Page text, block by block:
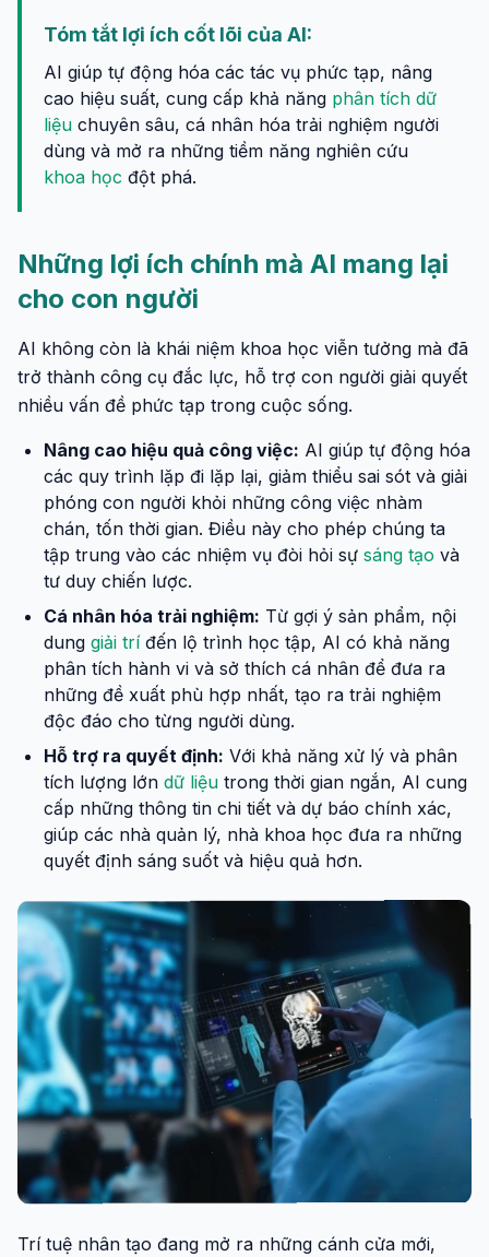
Tóm tắt lợi ích cốt lõi của AI:
AI giúp tự động hóa các tác vụ phức tạp, nâng
cao hiệu suất, cung cấp khả năng phân tích dữ
liệu chuyên sâu, cá nhân hóa trải nghiệm người
dùng và mở ra những tiềm năng nghiên cứu
khoa học đột phá.
Những lợi ích chính mà AI mang lại
cho con người
AI không còn là khái niệm khoa học viễn tưởng mà đã
trở thành công cụ đắc lực, hỗ trợ con người giải quyết
nhiều vấn đề phức tạp trong cuộc sống.
Nâng cao hiệu quả công việc: AI giúp tự động hóa
các quy trình lặp đi lặp lại, giảm thiểu sai sót và giải
phóng con người khỏi những công việc nhàm
chán, tốn thời gian. Điều này cho phép chúng ta
tập trung vào các nhiệm vụ đòi hỏi sự sáng tạo và
tư duy chiến lược.
Cá nhân hóa trải nghiệm: Từ gợi ý sản phẩm, nội
dung giải tríđến lộ trình học tập, AI có khả năng
phân tích hành vi và sở thích cá nhân để đưa ra
những đề xuất phù hợp nhất, tạo ra trải nghiệm
độc đáo cho từng người dùng.
Hỗ trợ ra quyết định: Với khả năng xử lý và phân
tích lượng lớn dữ liệu trong thời gian ngắn, AI cung
cấp những thông tin chi tiết và dự báo chính xác,
giúp các nhà quản lý, nhà khoa học đưa ra những
quyết định sáng suốt và hiệu quả hơn.
Trí tuệ nhân tạo đang mở ra những cánh cửa mới,